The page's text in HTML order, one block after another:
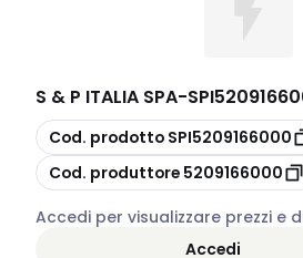
S & P ITALIA SPA-
copia
Cod. prodotto SPI5209166000
copia
Cod. produttore 5209166000
Accedi per visualizzare prezzi e
Accedi